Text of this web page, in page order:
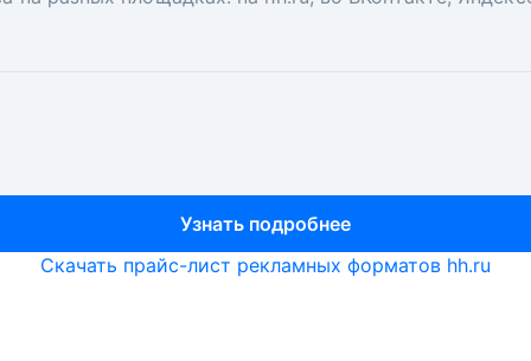
Узнать подробнее
Узнать подробнее
Скачать прайс-лист рекламных форматов hh.ru